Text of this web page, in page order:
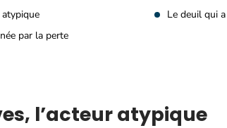
atypique
Le deuil qui
par la perte
l’acteur atypique